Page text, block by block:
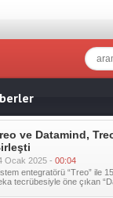
ve Datamind,
Ocak 2025 - 00:04
entegratörü “Treo” ile
tecrübesiyle öne çıkan